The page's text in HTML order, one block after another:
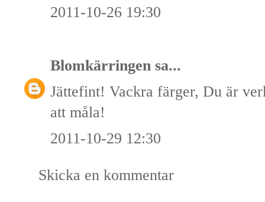
2011-10-26 19:30
Blomkärringen sa...
Jättefint! Vackra färger, Du är
att måla!
2011-10-29 12:30
Skicka en kommentar